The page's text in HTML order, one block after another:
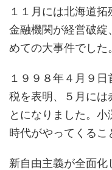
１１月には北海道
金融機関が経営破綻
めての大事件でした。
１９９８年４月９
税を表明、５月には
とになりました。
時代がやってくるこ
新自由主義が全面化